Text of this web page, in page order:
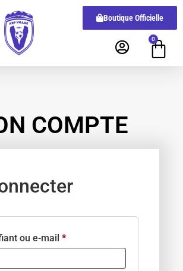
Boutique Officielle
0
COMPTE
ou e-mail *